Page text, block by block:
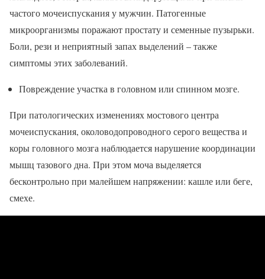
частого мочеиспускания у мужчин. Патогенные
микроорганизмы поражают простату и семенные пузырьки.
Боли, рези и неприятный запах выделений – также
симптомы этих заболеваний.
Повреждение участка в головном или спинном мозге.
При патологических изменениях мостового центра
мочеиспускания, околоводопроводного серого вещества и
коры головного мозга наблюдается нарушение координации
мышц тазового дна. При этом моча выделяется
бесконтрольно при малейшем напряжении: кашле или беге,
смехе.